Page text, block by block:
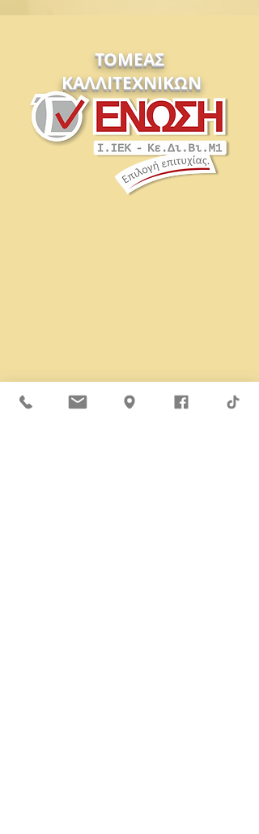
ΤΟΜΕΑΣ
ΚΑΛΛΙΤΕΧΝΙΚΩΝ